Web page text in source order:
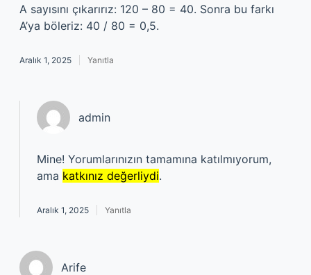
A sayısını çıkarırız: 120 – 80 = 40. Sonra bu farkı
A’ya böleriz: 40 / 80 = 0,5.
Aralık 1, 2025 Yanıtla
admin
Mine! Yorumlarınızın tamamına katılmıyorum,
ama katkınız değerliydi.
Aralık 1, 2025 Yanıtla
Arife